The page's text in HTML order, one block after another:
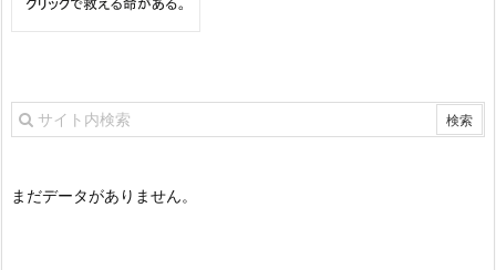
まだデータがありません。